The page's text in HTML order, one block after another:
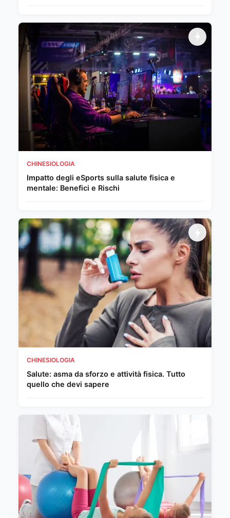
CHINESIOLOGIA
Impatto degli eSports sulla salute fisica e
mentale: Benefici e Rischi
CHINESIOLOGIA
Salute: asma da sforzo e attività fisica. Tutto
quello che devi sapere